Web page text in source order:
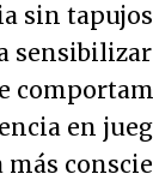
sin
en